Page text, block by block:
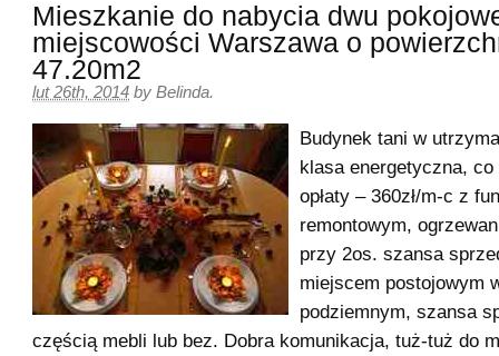
Mieszkanie do nabycia dwu
miejscowości Warszawa o
47.20m2
lut 26th, 2014 by Belinda.
Budynek tani w
klasa energetyczna,
opłaty – 360zł/m-c z
remontowym,
przy 2os. szansa
miejscem postojowym
podziemnym, szansa
częścią mebli lub bez. Dobra komunikacja, tuż-tuż do